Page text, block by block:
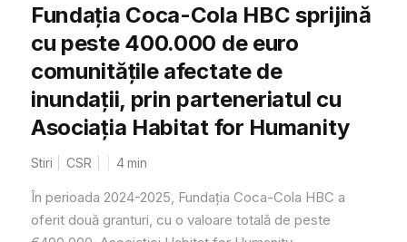
Fundația Coca-Cola HBC sprijină
cu peste 400.000 de euro
comunitățile afectate de
inundații, prin parteneriatul cu
Asociația Habitat for Humanity
Stiri CSR 4min
În perioada 2024-2025, Fundația Coca-Cola HBC a
oferit două granturi, cu o valoare totală de peste